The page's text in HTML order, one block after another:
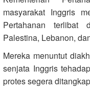
masyarakat Inggris
Pertahanan terlibat
Palestina, Lebanon,
Mereka menuntut
senjata Inggris
protes segera